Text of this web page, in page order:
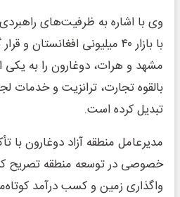
وی با اشاره به ظرفیت‌های
با بازار ۴۰ میلیونی
مشهد و هرات، دوغارون را به یکی
بالقوه تجارت، ترانزیت و خدمات
تبدیل کرده است.
مدیرعامل منطقه آزاد دوغارون
خصوصی در توسعه منطقه تصریح
واگذاری زمین و کسب درآمد